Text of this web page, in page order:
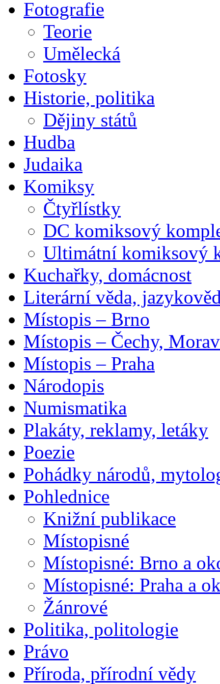
Fotografie
Teorie
Umělecká
Fotosky
Historie, politika
Dějiny států
Hudba
Judaika
Komiksy
Čtyřlístky
DC komiksový
Ultimátní komiksový
Kuchařky, domácnost
Literární věda,
Místopis – Brno
Místopis – Čechy,
Místopis – Praha
Národopis
Numismatika
Plakáty, reklamy, letáky
Poezie
Pohádky národů,
Pohlednice
Knižní publikace
Místopisné
Místopisné: Brno a
Místopisné: Praha a
Žánrové
Politika, politologie
Právo
Příroda, přírodní vědy